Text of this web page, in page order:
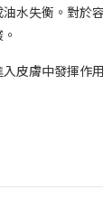
水失衡。對於
皮膚中發揮作